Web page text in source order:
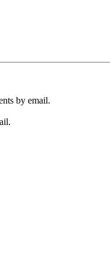
by email.